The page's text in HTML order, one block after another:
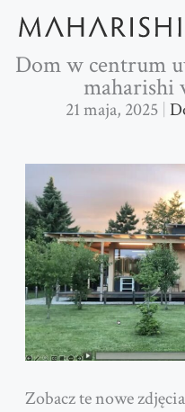
treściDom w centrum
maharishi
21 maja, 2025
Zobacz te nowe